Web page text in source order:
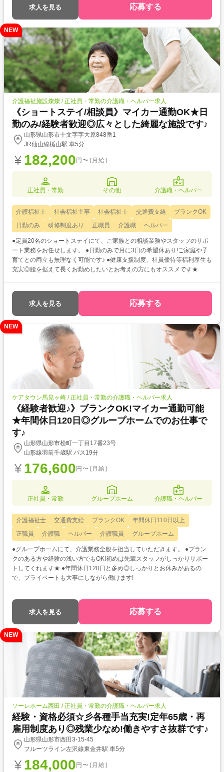
求人を見る 応募する
NEW
介護福祉施設燦燦 / 正社員・常勤の介護職・ヘルパー求人
《ショートステイ/相談員》マイカー通勤OK★日
勤のみ/経験者歓迎◎広々とした綺麗な施設です♪
山形県山形市十文字字大原848番1
JR仙山線楯山駅 車5分
182,200 円〜(月給)
正社員・常勤 その他 介護職・ヘルパー
介護福祉士 社会福祉主事 社会福祉士 交通費支給
ブランクOK
日勤のみ
研修制度あり 正職員 介護職 ヘルパー
●定員20名のショートステイにて、ご家族との相談業務やスタッフのサポ
ート業務をお任せします。 ●日勤のみで月に3日の希望休あり!ご家庭や子
育てとの両立も無理なく可能です♪ ●健康支援制度、社員優待等福利厚生も
充実◎腰を据えて長くお勤めしたいとお考えの方にもオススメです★
求人を見る 応募する
NEW
ケアタウン馬見ヶ崎 / 正社員・常勤の介護職・ヘルパー求人
《経験者歓迎♪》ブランクOK!マイカー通勤可能
★年間休日120日◎グループホームでのお仕事で
す♪
山形県山形市桧町一丁目17番23号
山形線羽前千歳駅 バス19分
176,600 円〜(月給)
正社員・常勤 グループホーム 介護職・ヘルパー
介護福祉士 交通費支給 ブランクOK
年間休日110日以上
正職員
介護職 ヘルパー 介護職員 グループホーム
●グループホームにて、介護業務全般を担当していただきます。 ●ブラン
クのある方や経験の浅い方でもOK!初めは先輩スタッフがしっかりサポー
トしてくれます★ ●年間休日120日と多め◎しっかりとお休みがあるの
で、プライベートも大事にしながら働けます!
求人を見る 応募する
NEW
ソーレホーム西田 / 正社員・常勤の介護職・ヘルパー求人
経験・資格必須☆彡各種手当充実!定年65歳・再
雇用制度あり◎残業少なめ!働きやすさ抜群です♪
山形県山形市西田3-15-45
フルーツライン左沢線東金井駅 車5分
184,000 円〜(月給)